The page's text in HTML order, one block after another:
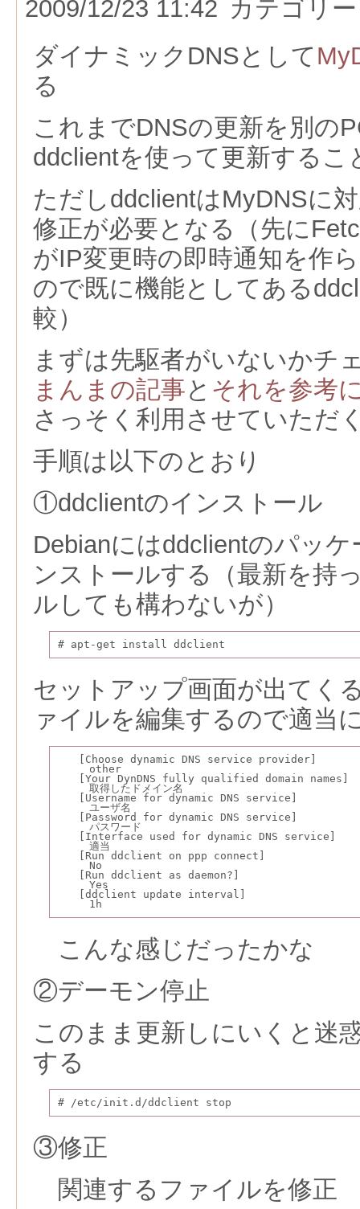
2009/12/23 11:42 カテゴリ
ダイナミックDNSとして
る
これまでDNSの更新を別の
ddclientを使って更新するこ
ただしddclientはMyDNSに
修正が必要となる（先に
がIP変更時の即時通知を作
ので既に機能としてある
較）
まずは先駆者がいないかチ
まんまの記事と それを参考
さっそく利用させていただ
手順は以下のとおり
①ddclientのインストール
Debianにはddclientのパッ
ンストールする（最新を持
ルしても構わないが）
# apt-get install ddclient
セットアップ画面が出てく
ァイルを編集するので適当
[Choose dynamic DNS service provider]
other
[Your DynDNS fully qualified domain names]
取得したドメイン名
[Username for dynamic DNS service]
ユーザ名
[Password for dynamic DNS service]
パスワード
[Interface used for dynamic DNS service]
適当
[Run ddclient on ppp connect]
No
[Run ddclient as daemon?]
Yes
[ddclient update interval]
1h
こんな感じだったかな
②デーモン停止
このまま更新しにいくと迷
する
# /etc/init.d/ddclient stop
③修正
関連するファイルを修正